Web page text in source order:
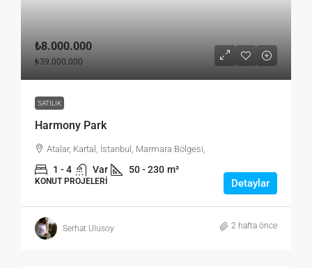
₺8.000.000
₺39.000.000
SATILIK
Harmony Park
Atalar, Kartal, İstanbul, Marmara Bölgesi,
1 - 4 Var 50 - 230 m²
KONUT PROJELERI Detaylar
Serhat Ulusoy 2 hafta önce